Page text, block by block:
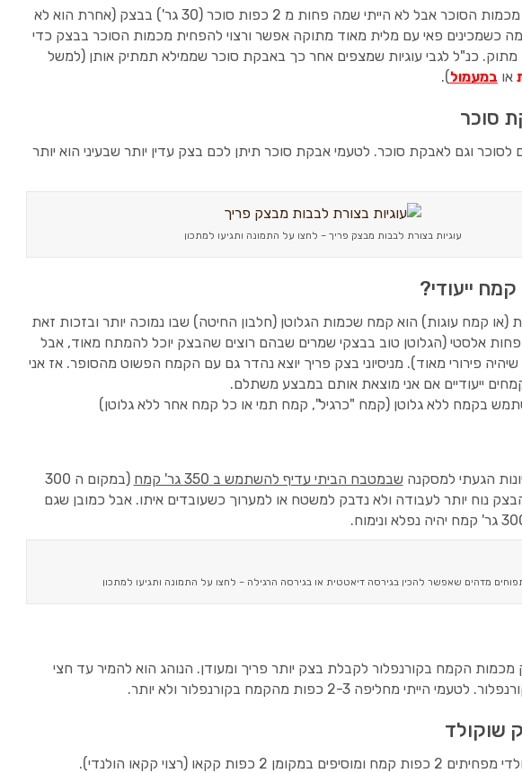
אין בעיה להפחית מכמות הסוכר אבל לא הייתי שמה פחות מ 2 כפות סוכר (30 גר') בבצק (אחרת הוא לא
כשמכינים פאי עם מלית מאוד מתוקה אפשר ורצוי להפחית מכמות הסוכר בבצק כדי
כנ"ל לגבי עוגיות שמצפים אחר כך באבקת סוכר שממילא תמתיק אותן (למשל
או במעמול ).
סוכר
לסוכר וגם לאבקת סוכר. לטעמי אבקת סוכר תיתן לכם בצק עדין יותר שבעיני הוא יותר
עוגיות בצורת לבבות מבצק פריך – לחצו על התמונה ותגיעו למתכון
ייעודי?
(או קמח עוגות) הוא קמח שכמות הגלוטן (חלבון החיטה) שבו נמוכה יותר ובזכות זאת
אלסטי (הגלוטן טוב בבצקי שמרים שבהם רוצים שהבצק יוכל להמתח מאוד, אבל
פירורי מאוד). מניסיוני בצק פריך יוצא נהדר גם עם הקמח הפשוט מהסופר. אז אני
ייעודיים אם אני מוצאת אותם במבצע משתלם.
בקמח ללא גלוטן (קמח "כרגיל", קמח תמי או כל קמח אחר ללא גלוטן)
הגעתי למסקנה שבמטבח הביתי עדיף להשתמש ב 350 גר' קמח
(במקום ה 300
נוח יותר לעבודה ולא נדבק למשטח או למערוך כשעובדים איתו. אבל כמובן שגם
מדהים שאפשר להכין בגירסה דיאטטית או בגירסה הרגילה – לחצו על התמונה ותגיעו למתכון
הקמח בקורנפלור לקבלת בצק יותר פריך ומעודן. הנוהג הוא להמיר עד חצי
מחליפה 2-3 כפות מהקמח בקורנפלור ולא יותר.
שוקולד
2 כפות קקאו (רצוי קקאו הולנדי).